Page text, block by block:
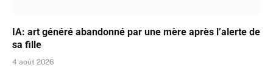
IA: art généré abandonné par une mère après l’alerte de
sa fille
4 août 2026